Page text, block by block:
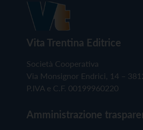
Vita Trentina Editrice
Società Cooperativa
Via Monsignor Endrici, 14 –
P.IVA e C.F. 00199960220
Amministrazione